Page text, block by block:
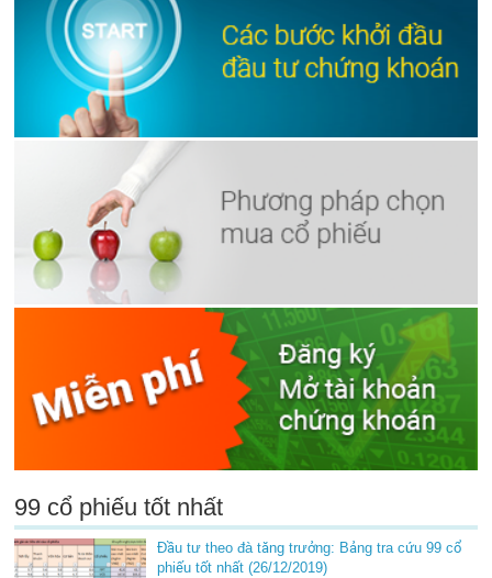
99 cổ phiếu tốt nhất
Đầu tư theo đà tăng trưởng: Bảng tra cứu 99 cổ
phiếu tốt nhất (26/12/2019)